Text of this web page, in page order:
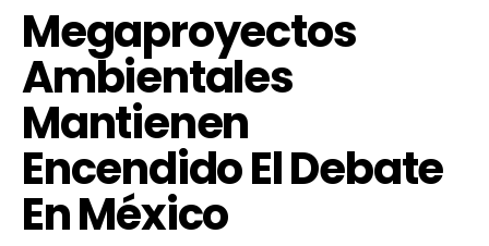
Megaproyectos
Ambientales
Mantienen
Encendido El Debate
En México